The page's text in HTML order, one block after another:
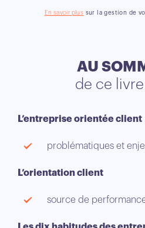
En savoir plus sur la gestion de
AU
de ce
L’entreprise orientée client
problématiques et
L’orientation client
source de